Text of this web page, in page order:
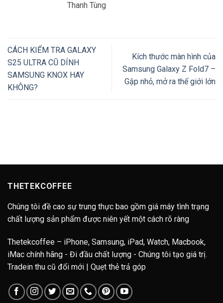
Thanh Tùng
CÁCH KIỂM TRA GALAXY
S25 ULTRA CŨ DÍNH
SAMSUNG KNOX HAY
KHÔNG?
Kích thước màn hình của
Samsung Galaxy Z Fold7 –
Gập nhỏ, mở ra thế giới lớn
THETEKCOFFEE
Chúng tôi đề cao sự trung thực bao gồm giá máy tình trạng
chất lượng sản phẩm được niên yết một cách rõ ràng
Thetekcoffee – iPhone, Samsung, iPad, Watch, Macbook,
iMac chính hãng - Đi đầu chất lượng - Chúng tôi tạo giá trị.
Tradein thu cũ đổi mới | Quẹt thẻ trả góp